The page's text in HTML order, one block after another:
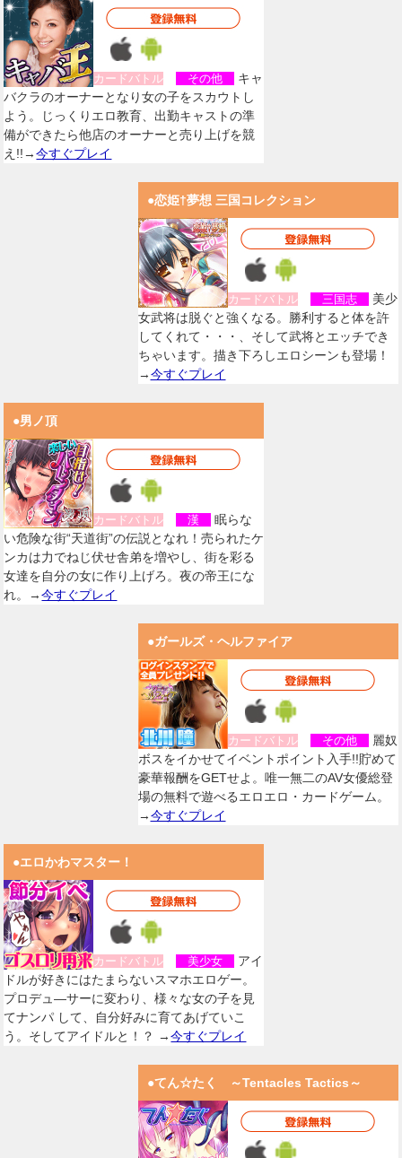
カードバトル その他
キャ
バクラのオーナーとなり女の子をスカウトし
よう。じっくりエロ教育、出勤キャストの準
備ができたら他店のオーナーと売り上げを競
え!!→今すぐプレイ
●恋姫†夢想 三国コレクション
カードバトル 三国志
美少
女武将は脱ぐと強くなる。勝利すると体を許
してくれて・・・、そして武将とエッチでき
ちゃいます。描き下ろしエロシーンも登場！
→今すぐプレイ
●男ノ頂
カードバトル 漢
眠らな
い危険な街“天道街”の伝説となれ！売られたケ
ンカは力でねじ伏せ舎弟を増やし、街を彩る
女達を自分の女に作り上げろ。夜の帝王にな
れ。→今すぐプレイ
●ガールズ・ヘルファイア
カードバトル その他
麗奴
ボスをイかせてイベントポイント入手!!貯めて
豪華報酬をGETせよ。唯一無二のAV女優総登
場の無料で遊べるエロエロ・カードゲーム。
→今すぐプレイ
●エロかわマスター！
カードバトル 美少女
アイ
ドルが好きにはたまらないスマホエロゲー。
プロデュ―サーに変わり、様々な女の子を見
てナンパ して、自分好みに育てあげていこ
う。そしてアイドルと！？ →今すぐプレイ
●てん☆たく ～Tentacles Tactics～